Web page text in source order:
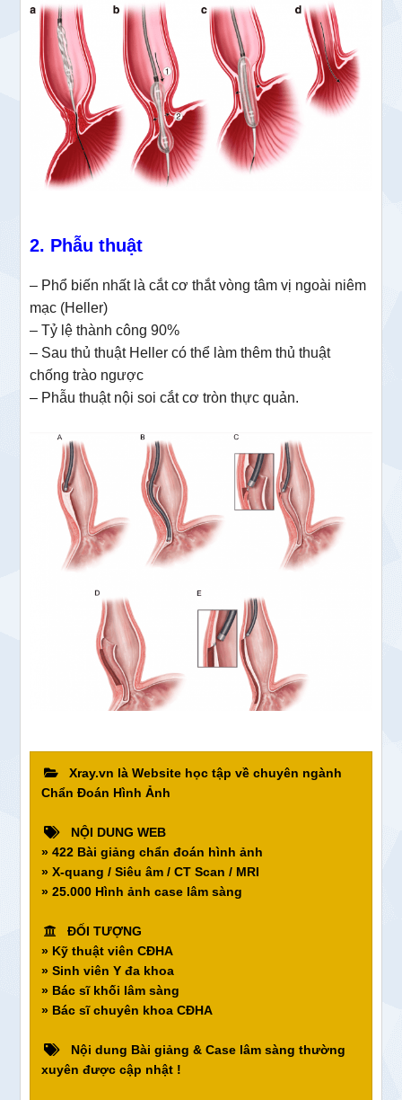
2. Phẫu thuật
– Phổ biến nhất là cắt cơ thắt vòng tâm vị ngoài niêm
mạc (Heller)
– Tỷ lệ thành công 90%
– Sau thủ thuật Heller có thể làm thêm thủ thuật
chống trào ngược
– Phẫu thuật nội soi cắt cơ tròn thực quản.
Xray.vn là Website học tập về chuyên ngành
Chẩn Đoán Hình Ảnh
NỘI DUNG WEB
» 422 Bài giảng chẩn đoán hình ảnh
» X-quang / Siêu âm / CT Scan / MRI
» 25.000 Hình ảnh case lâm sàng
ĐỐI TƯỢNG
» Kỹ thuật viên CĐHA
» Sinh viên Y đa khoa
» Bác sĩ khối lâm sàng
» Bác sĩ chuyên khoa CĐHA
Nội dung Bài giảng & Case lâm sàng thường
xuyên được cập nhật !